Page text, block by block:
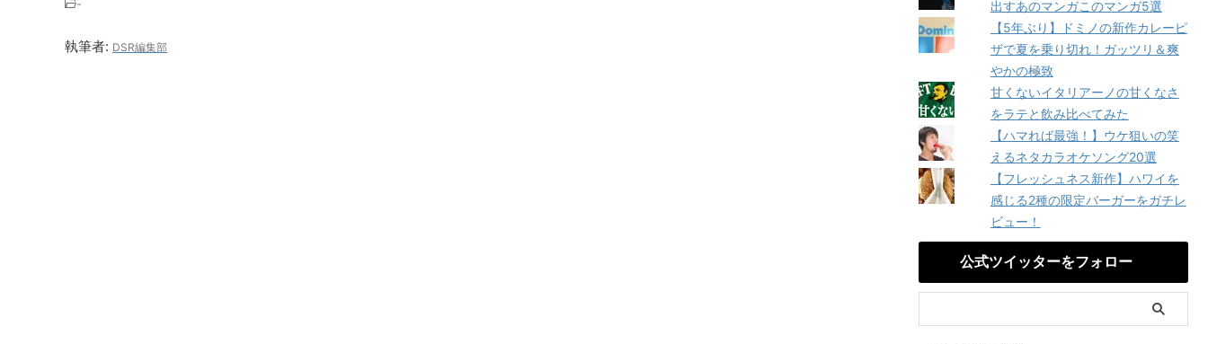
-
執筆者: DSR編集部
出すあのマンガこのマンガ5選
【5年ぶり】ドミノの新作カレーピ
ザで夏を乗り切れ！ガッツリ＆爽
やかの極致
甘くないイタリアーノの甘くなさ
をラテと飲み比べてみた
【ハマれば最強！】ウケ狙いの笑
えるネタカラオケソング20選
【フレッシュネス新作】ハワイを
感じる2種の限定バーガーをガチレ
ビュー！
公式ツイッターをフォロー